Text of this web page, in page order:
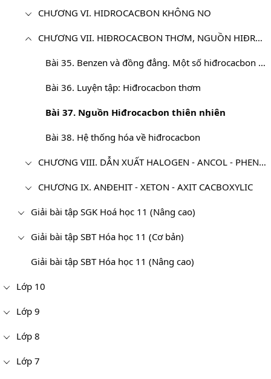
CHƯƠNG VI. HIDROCACBON KHÔNG NO
CHƯƠNG VII. HIĐROCACBON THƠM, NGUỒN HIĐROCACBON THIÊN NHIÊN. HỆ THỐNG HÓA VỀ HIĐROCACBON
Bài 35. Benzen và đồng đẳng. Một số hiđrocacbon thơm khác
Bài 36. Luyện tập: Hiđrocacbon thơm
Bài 37. Nguồn Hiđrocacbon thiên nhiên
Bài 38. Hệ thống hóa về hiđrocacbon
CHƯƠNG VIII. DẪN XUẤT HALOGEN - ANCOL - PHENOL
CHƯƠNG IX. ANĐEHIT - XETON - AXIT CACBOXYLIC
Giải bài tập SGK Hoá học 11 (Nâng cao)
Giải bài tập SBT Hóa học 11 (Cơ bản)
Giải bài tập SBT Hóa học 11 (Nâng cao)
Lớp 10
Lớp 9
Lớp 8
Lớp 7